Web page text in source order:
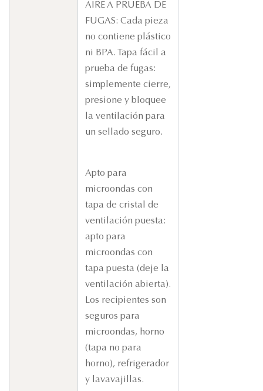
AIRE A PRUEBA DE
FUGAS: Cada pieza
no contiene plástico
ni BPA. Tapa fácil a
prueba de fugas:
simplemente cierre,
presione y bloquee
la ventilación para
un sellado seguro.
Apto para
microondas con
tapa de cristal de
ventilación puesta:
apto para
microondas con
tapa puesta (deje la
ventilación abierta).
Los recipientes son
seguros para
microondas, horno
(tapa no para
horno), refrigerador
y lavavajillas.